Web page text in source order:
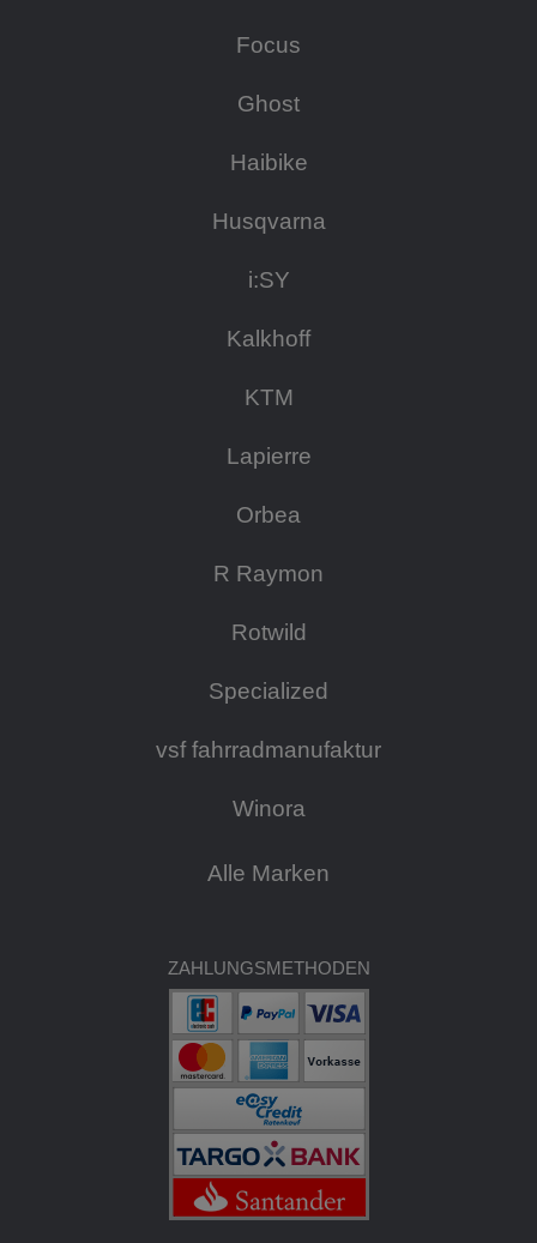
Focus
Ghost
Haibike
Husqvarna
i:SY
Kalkhoff
KTM
Lapierre
Orbea
R Raymon
Rotwild
Specialized
vsf fahrradmanufaktur
Winora
Alle Marken
ZAHLUNGSMETHODEN